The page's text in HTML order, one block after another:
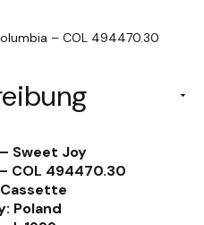
– COL 494470.30
Sweet Joy
COL 494470.30
Poland